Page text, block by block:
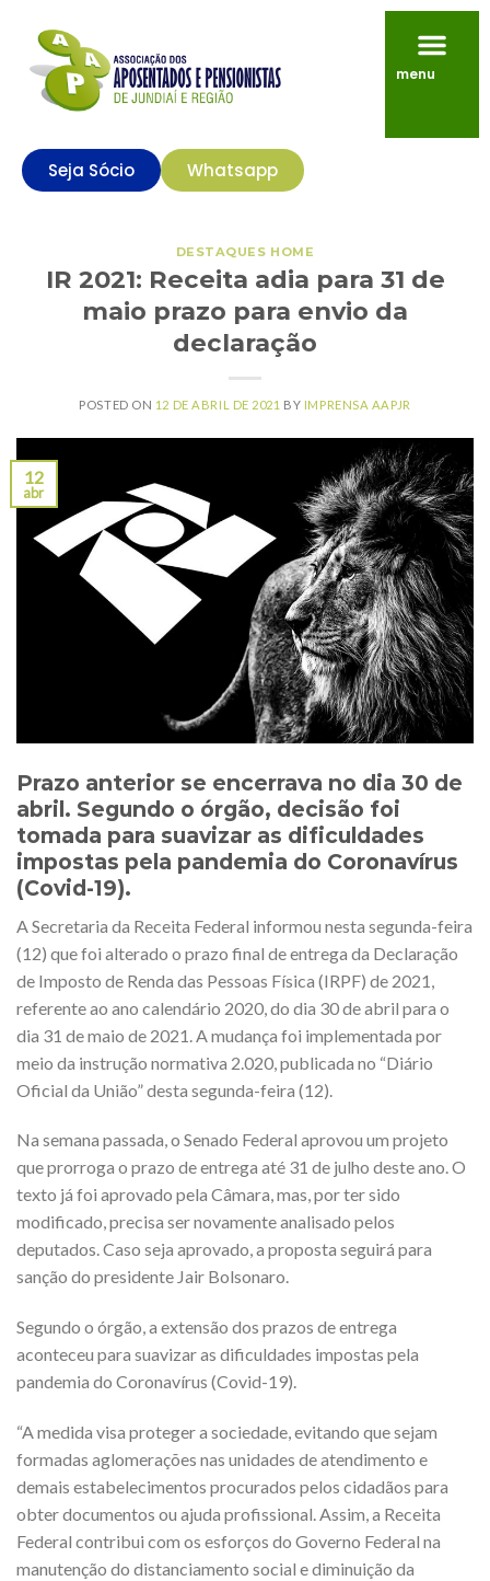
menu
Seja Sócio Whatsapp
DESTAQUES HOME
IR 2021: Receita adia para 31 de
maio prazo para envio da
declaração
POSTED ON 12 DE ABRIL DE 2021 BY IMPRENSA AAPJR
12
abr
Prazo anterior se encerrava no dia 30 de
abril. Segundo o órgão, decisão foi
tomada para suavizar as dificuldades
impostas pela pandemia do Coronavírus
(Covid-19).
A Secretaria da Receita Federal informou nesta segunda-feira
(12) que foi alterado o prazo final de entrega da Declaração
de Imposto de Renda das Pessoas Física (IRPF) de 2021,
referente ao ano calendário 2020, do dia 30 de abril para o
dia 31 de maio de 2021. A mudança foi implementada por
meio da instrução normativa 2.020, publicada no “Diário
Oficial da União” desta segunda-feira (12).
Na semana passada, o Senado Federal aprovou um projeto
que prorroga o prazo de entrega até 31 de julho deste ano. O
texto já foi aprovado pela Câmara, mas, por ter sido
modificado, precisa ser novamente analisado pelos
deputados. Caso seja aprovado, a proposta seguirá para
sanção do presidente Jair Bolsonaro.
Segundo o órgão, a extensão dos prazos de entrega
aconteceu para suavizar as dificuldades impostas pela
pandemia do Coronavírus (Covid-19).
“A medida visa proteger a sociedade, evitando que sejam
formadas aglomerações nas unidades de atendimento e
demais estabelecimentos procurados pelos cidadãos para
obter documentos ou ajuda profissional. Assim, a Receita
Federal contribui com os esforços do Governo Federal na
manutenção do distanciamento social e diminuição da